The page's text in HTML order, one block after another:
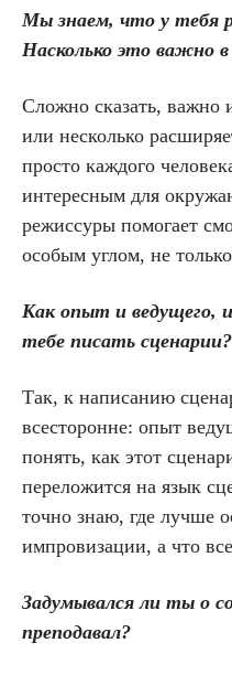
Мы знаем, что у тебя
Насколько это важно в
Сложно сказать, важно
или несколько
просто каждого
интересным для
режиссуры помогает
особым углом, не
Как опыт и ведущего,
тебе писать сценарии?
Так, к написанию
всесторонне: опыт
понять, как этот
переложится на язык
точно знаю, где лучше
импровизации, а что
Задумывался ли ты о
преподавал?